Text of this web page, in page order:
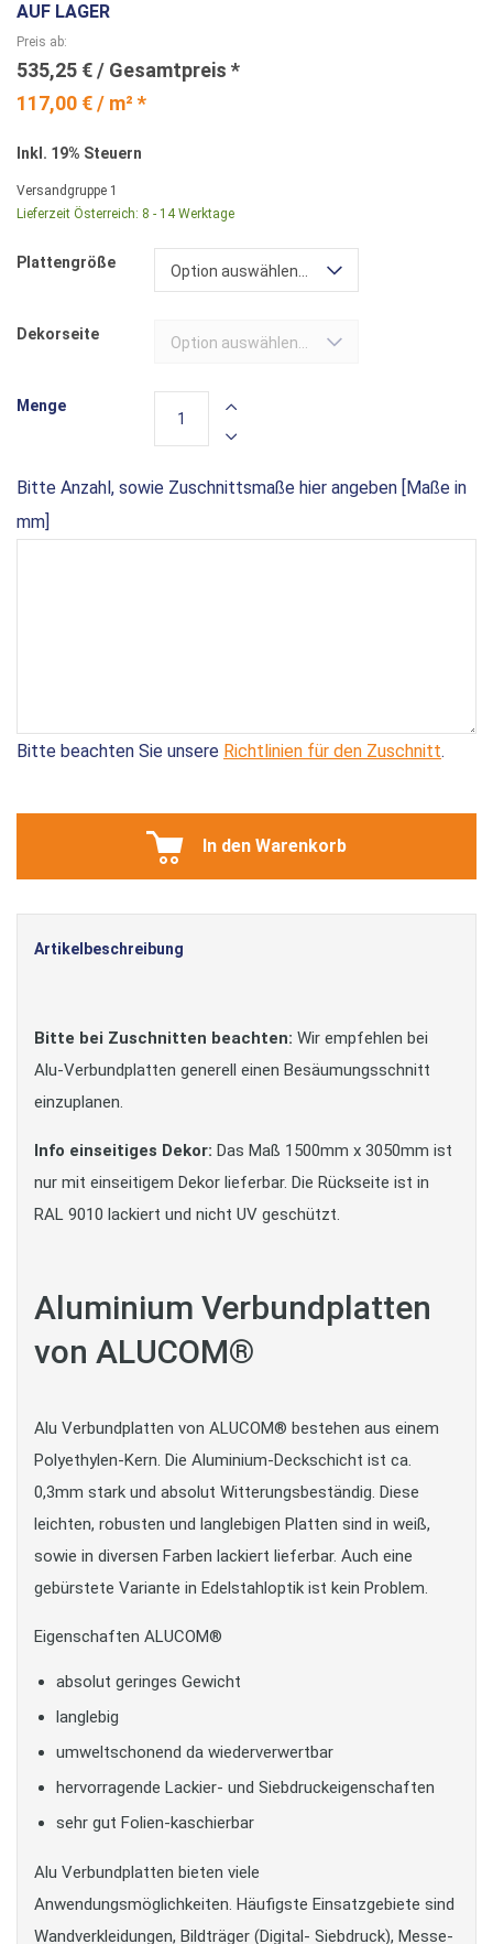
AUF LAGER
117,00 € / m² *
Preis ab
535,25 €
Inkl. 19% Steuern
Versandgruppe 1
Lieferzeit Österreich: 8 - 14 Werktage
Plattengröße Option auswählen...
Dekorseite Option auswählen...
Bitte Anzahl, sowie Zuschnittsmaße hier angeben [Maße in
mm]
Bitte beachten Sie unsere Richtlinien für den Zuschnitt.
Menge
In den Warenkorb
Artikelbeschreibung
Bitte bei Zuschnitten beachten: Wir empfehlen bei
Alu-Verbundplatten generell einen Besäumungsschnitt
einzuplanen.
Info einseitiges Dekor: Das Maß 1500mm x 3050mm ist
nur mit einseitigem Dekor lieferbar. Die Rückseite ist in
RAL 9010 lackiert und nicht UV geschützt.
Aluminium Verbundplatten
von ALUCOM®
Alu Verbundplatten von ALUCOM® bestehen aus einem
Polyethylen-Kern. Die Aluminium-Deckschicht ist ca.
0,3mm stark und absolut Witterungsbeständig. Diese
leichten, robusten und langlebigen Platten sind in weiß,
sowie in diversen Farben lackiert lieferbar. Auch eine
gebürstete Variante in Edelstahloptik ist kein Problem.
Eigenschaften ALUCOM®
absolut geringes Gewicht
langlebig
umweltschonend da wiederverwertbar
hervorragende Lackier- und Siebdruckeigenschaften
sehr gut Folien-kaschierbar
Alu Verbundplatten bieten viele
Anwendungsmöglichkeiten. Häufigste Einsatzgebiete sind
Wandverkleidungen, Bildträger (Digital- Siebdruck), Messe-